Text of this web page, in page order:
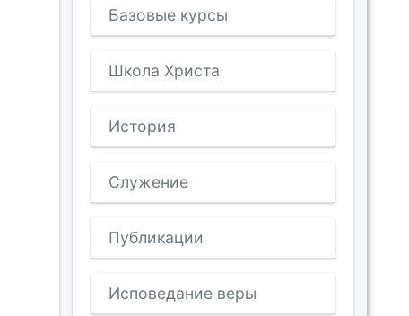
Базовые курсы
Школа Христа
История
Служение
Публикации
Исповедание веры